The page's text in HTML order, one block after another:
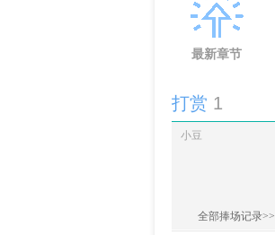
最新章节
打赏 1
小豆
全部捧场记录>>